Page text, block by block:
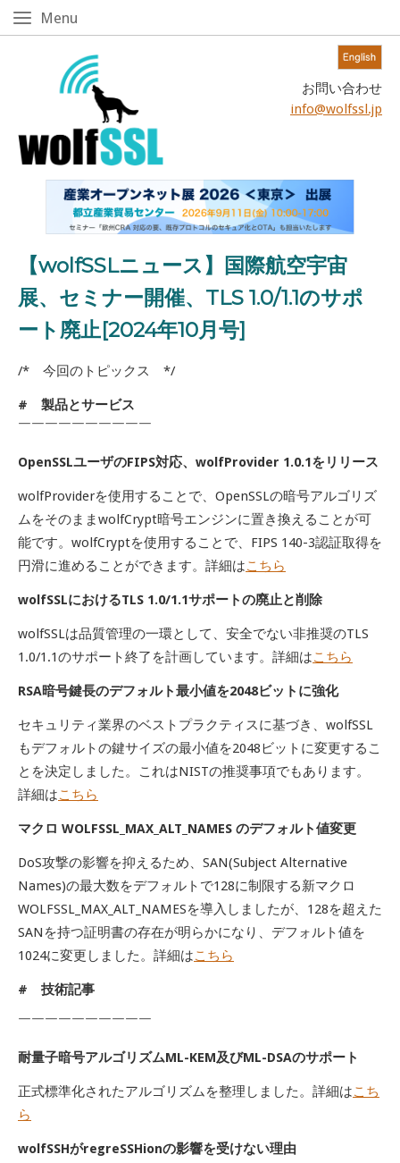
Skip
お問い合わせ
info@wolfssl.jp
Menu
【wolfSSLニュース】国際航空宇宙
展、セミナー開催、TLS 1.0/1.1のサポ
ート廃止[2024年10月号]
/* 今回のトピックス */
# 製品とサービス
￣￣￣￣￣￣￣￣￣￣
OpenSSLユーザのFIPS対応、wolfProvider 1.0.1をリリース
wolfProviderを使用することで、OpenSSLの暗号アルゴリズ
ムをそのままwolfCrypt暗号エンジンに置き換えることが可
能です。wolfCryptを使用することで、FIPS 140-3認証取得を
円滑に進めることができます。詳細はこちら
wolfSSLにおけるTLS 1.0/1.1サポートの廃止と削除
wolfSSLは品質管理の一環として、安全でない非推奨のTLS
1.0/1.1のサポート終了を計画しています。詳細はこちら
RSA暗号鍵長のデフォルト最小値を2048ビットに強化
セキュリティ業界のベストプラクティスに基づき、wolfSSL
もデフォルトの鍵サイズの最小値を2048ビットに変更するこ
とを決定しました。これはNISTの推奨事項でもあります。
詳細はこちら
マクロ WOLFSSL_MAX_ALT_NAMES のデフォルト値変更
DoS攻撃の影響を抑えるため、SAN(Subject Alternative
Names)の最大数をデフォルトで128に制限する新マクロ
WOLFSSL_MAX_ALT_NAMESを導入しましたが、128を超えた
SANを持つ証明書の存在が明らかになり、デフォルト値を
1024に変更しました。詳細はこちら
# 技術記事
￣￣￣￣￣￣￣￣￣￣
耐量子暗号アルゴリズムML-KEM及びML-DSAのサポート
正式標準化されたアルゴリズムを整理しました。詳細はこち
ら
wolfSSHがregreSSHionの影響を受けない理由